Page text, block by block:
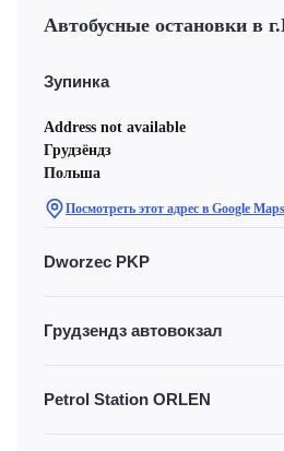
Автобусные остановки в
Зупинка
Address not available
Грудзёндз
Польша
Посмотреть этот адрес в Google Maps
Dworzec PKP
Грудзендз автовокзал
Petrol Station ORLEN